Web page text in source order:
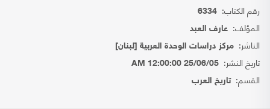
رقم الكتاب: 6334
المؤلف: عارف العبد
الناشر: مركز دراسات الوحدة العربية [لبنان]
تاريخ النشر: 25/06/05 12:00:00 AM
القسم:تاريخ العرب